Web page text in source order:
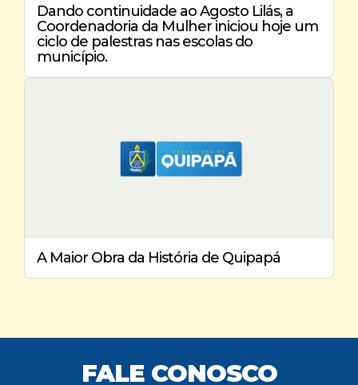
Dando continuidade ao Agosto Lilás, a
Coordenadoria da Mulher iniciou hoje um
ciclo de palestras nas escolas do
município.
A Maior Obra da História de Quipapá
FALE CONOSCO